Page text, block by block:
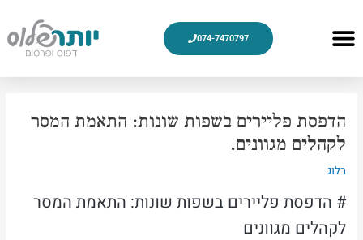
Menu
074-7470797
הדפסת פליירים בשפות שונות: התאמת המסר
לקהלים מגוונים.
בלוג
# הדפסת פליירים בשפות שונות: התאמת המסר
לקהלים מגוונים